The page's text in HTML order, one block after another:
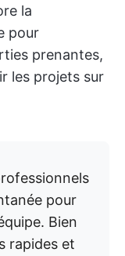
la
pour
prenantes,
les projets sur
pour
Bien
rapides et